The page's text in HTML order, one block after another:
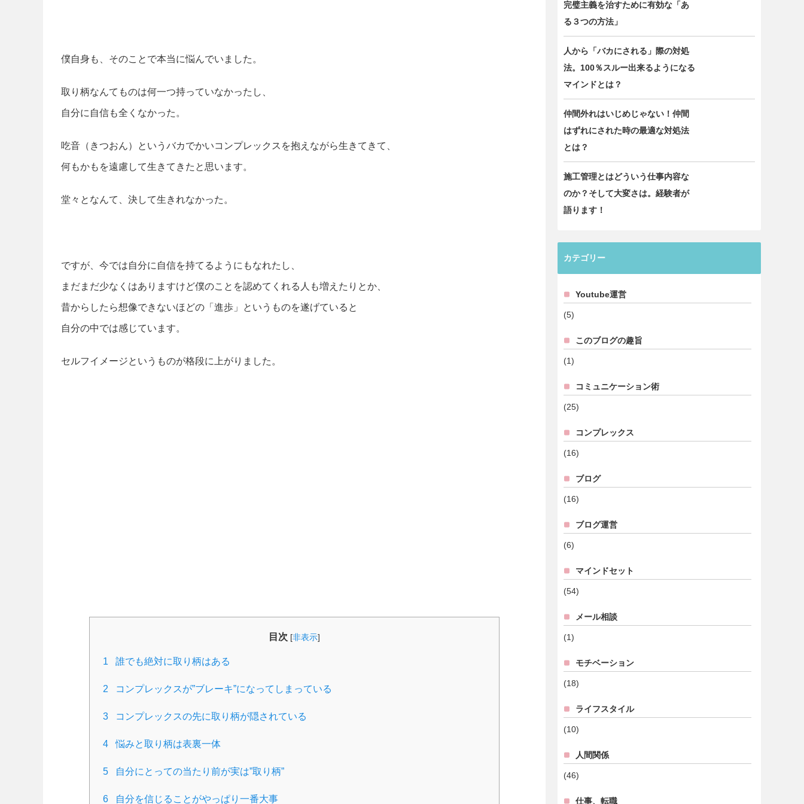
僕自身も、そのことで本当に悩んでいました。
取り柄なんてものは何一つ持っていなかったし、
自分に自信も全くなかった。
吃音（きつおん）というバカでかいコンプレックスを抱えながら生きてきて、
何もかもを遠慮して生きてきたと思います。
堂々となんて、決して生きれなかった。
ですが、今では自分に自信を持てるようにもなれたし、
まだまだ少なくはありますけど僕のことを認めてくれる人も増えたりとか、
昔からしたら想像できないほどの「進歩」というものを遂げていると
自分の中では感じています。
セルフイメージというものが格段に上がりました。
目次 [非表示]
1 誰でも絶対に取り柄はある
2 コンプレックスが”ブレーキ”になってしまっている
3 コンプレックスの先に取り柄が隠されている
4 悩みと取り柄は表裏一体
5 自分にとっての当たり前が実は”取り柄”
6 自分を信じることがやっぱり一番大事
完璧主義を治すために有効な「あ
る３つの方法」
人から「バカにされる」際の対処
法。100％スルー出来るようになる
マインドとは？
仲間外れはいじめじゃない！仲間
はずれにされた時の最適な対処法
とは？
施工管理とはどういう仕事内容な
のか？そして大変さは。経験者が
語ります！
カテゴリー
Youtube運営
(5)
このブログの趣旨
(1)
コミュニケーション術
(25)
コンプレックス
(16)
ブログ
(16)
ブログ運営
(6)
マインドセット
(54)
メール相談
(1)
モチベーション
(18)
ライフスタイル
(10)
人間関係
(46)
仕事、転職